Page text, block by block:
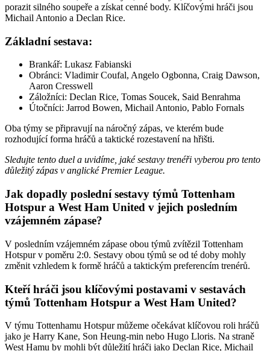
porazit silného soupeře a získat cenné body. Klíčovými hráči jsou
Michail Antonio a Declan Rice.
Základní sestava:
Brankář: Lukasz Fabianski
Obránci: Vladimir Coufal, Angelo Ogbonna, Craig Dawson,
Aaron Cresswell
Záložníci: Declan Rice, Tomas Soucek, Said Benrahma
Útočníci: Jarrod Bowen, Michail Antonio, Pablo Fornals
Oba týmy se připravují na náročný zápas, ve kterém bude
rozhodující forma hráčů a taktické rozestavení na hřišti.
Sledujte tento duel a uvidíme, jaké sestavy trenéři vyberou pro tento
důležitý zápas v anglické Premier League.
Jak dopadly poslední sestavy týmů Tottenham
Hotspur a West Ham United v jejich posledním
vzájemném zápase?
V posledním vzájemném zápase obou týmů zvítězil Tottenham
Hotspur v poměru 2:0. Sestavy obou týmů se od té doby mohly
změnit vzhledem k formě hráčů a taktickým preferencím trenérů.
Kteří hráči jsou klíčovými postavami v sestavách
týmů Tottenham Hotspur a West Ham United?
V týmu Tottenhamu Hotspur můžeme očekávat klíčovou roli hráčů
jako je Harry Kane, Son Heung-min nebo Hugo Lloris. Na straně
West Hamu by mohli být důležití hráči jako Declan Rice, Michail